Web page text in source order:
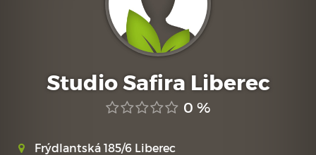
Studio Safira Liberec
0 %
Frýdlantská 185/6 Liberec